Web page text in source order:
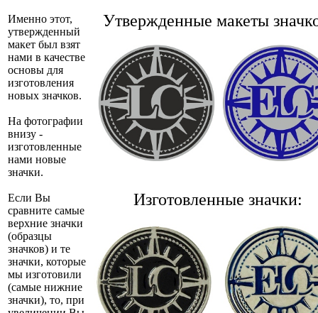
Именно этот,
утвержденный
макет был взят
нами в качестве
основы для
изготовления
новых значков.
На фотографии
внизу -
изготовленные
нами новые
значки.
Если Вы
сравните самые
верхние значки
(образцы
значков) и те
значки, которые
мы изготовили
(самые нижние
значки), то, при
Утвержденные макеты
Изготовленные значки: